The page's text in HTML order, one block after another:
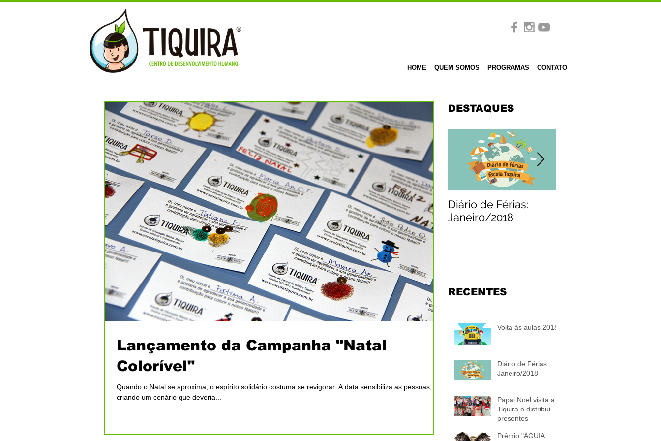
HOME QUEM SOMOS PROGRAMAS CONTATO
Lançamento da Campanha "Natal
Colorível"
Quando o Natal se aproxima, o espírito solidário costuma se revigorar. A data sensibiliza as pessoas,
criando um cenário que deveria...
DESTAQUES
Diário de Férias:
Janeiro/2018
RECENTES
Volta às aulas 2018
Diário de Férias:
Janeiro/2018
Papai Noel visita a
Tiquira e distribui
presentes
Prêmio "ÁGUIA